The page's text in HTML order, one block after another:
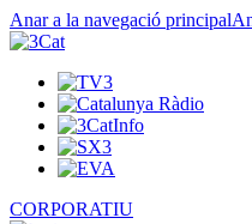
Anar a la navegació principal
CORPORATIU